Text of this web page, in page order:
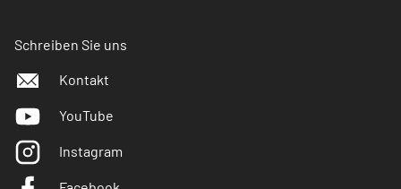
Schreiben Sie uns
Kontakt
YouTube
Instagram